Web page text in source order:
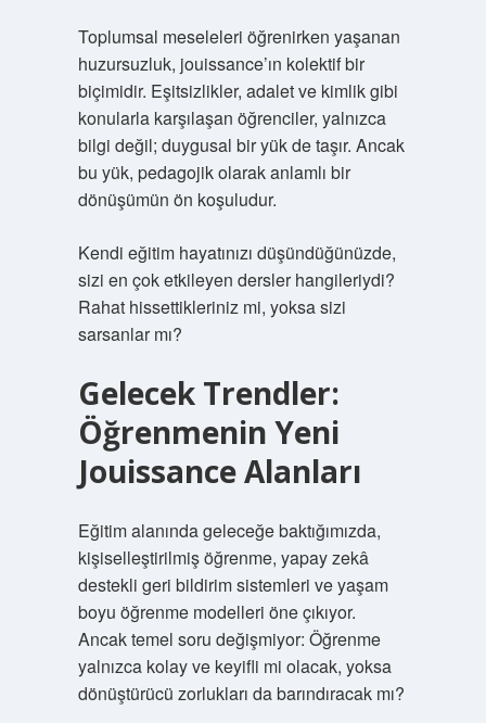
Toplumsal meseleleri öğrenirken yaşanan
huzursuzluk, jouissance’ın kolektif bir
biçimidir. Eşitsizlikler, adalet ve kimlik gibi
konularla karşılaşan öğrenciler, yalnızca
bilgi değil; duygusal bir yük de taşır. Ancak
bu yük, pedagojik olarak anlamlı bir
dönüşümün ön koşuludur.
Kendi eğitim hayatınızı düşündüğünüzde,
sizi en çok etkileyen dersler hangileriydi?
Rahat hissettikleriniz mi, yoksa sizi
sarsanlar mı?
Gelecek Trendler:
Öğrenmenin Yeni
Jouissance Alanları
Eğitim alanında geleceğe baktığımızda,
kişiselleştirilmiş öğrenme, yapay zekâ
destekli geri bildirim sistemleri ve yaşam
boyu öğrenme modelleri öne çıkıyor.
Ancak temel soru değişmiyor: Öğrenme
yalnızca kolay ve keyifli mi olacak, yoksa
dönüştürücü zorlukları da barındıracak mı?